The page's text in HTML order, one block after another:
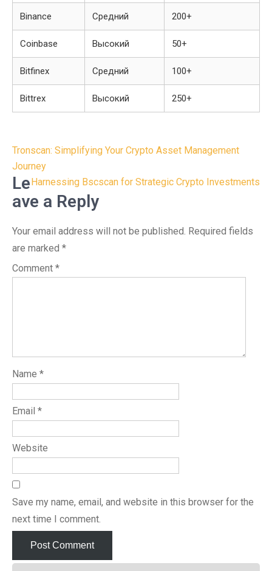
Binance Средний 200+
Coinbase Высокий 50+
Bitfinex Средний 100+
Bittrex Высокий 250+
Post
navigation
Tronscan: Simplifying Your Crypto Asset Management
Journey
Harnessing Bscscan for Strategic Crypto Investments
Le
ave a Reply
Your email address will not be published. Required fields
are marked *
Comment *
Name *
Email *
Website
Save my name, email, and website in this browser for the
next time I comment.